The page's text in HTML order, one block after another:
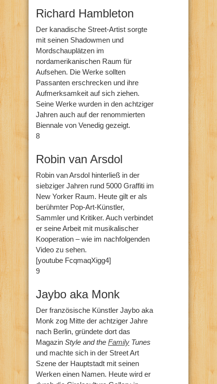
Richard Hambleton
Der kanadische Street-Artist sorgte
mit seinen Shadowmen und
Mordschauplätzen im
nordamerikanischen Raum für
Aufsehen. Die Werke sollten
Passanten erschrecken und ihre
Aufmerksamkeit auf sich ziehen.
Seine Werke wurden in den achtziger
Jahren auch auf der renommierten
Biennale von Venedig gezeigt.
8
Robin van Arsdol
Robin van Arsdol hinterließ in der
siebziger Jahren rund 5000 Graffiti im
New Yorker Raum. Heute gilt er als
berühmter Pop-Art-Künstler,
Sammler und Kritiker. Auch verbindet
er seine Arbeit mit musikalischer
Kooperation – wie im nachfolgenden
Video zu sehen.
[youtube FcqmaqXigg4]
9
Jaybo aka Monk
Der französische Künstler Jaybo aka
Monk zog Mitte der achtziger Jahre
nach Berlin, gründete dort das
Magazin Style and the Family Tunes
und machte sich in der Street Art
Szene der Hauptstadt mit seinen
Werken einen Namen. Heute wird er